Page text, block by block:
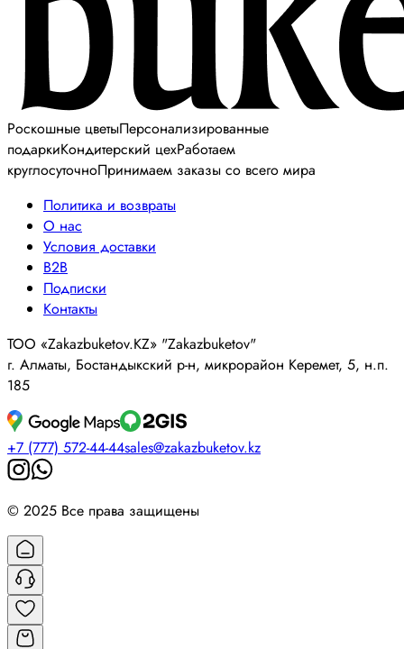
Роскошные цветыПерсонализированные
подаркиКондитерский цехРаботаем
круглосуточноПринимаем заказы со всего мира
Политика и возвраты
О нас
Условия доставки
B2B
Подписки
Контакты
ТОО «Zakazbuketov.KZ» "Zakazbuketov"
г. Алматы, Бостандыкский р-н, микрорайон Керемет, 5, н.п.
185
+7 (777) 572-44-44sales@zakazbuketov.kz
© 2025 Все права защищены